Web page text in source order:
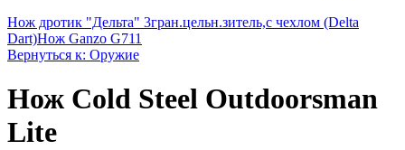
Нож дротик "Дельта" 3гран.цельн.зитель,с чехлом (Delta
Dart)Нож Ganzo G711
Вернуться к: Оружие
Нож Cold Steel Outdoorsman
Lite